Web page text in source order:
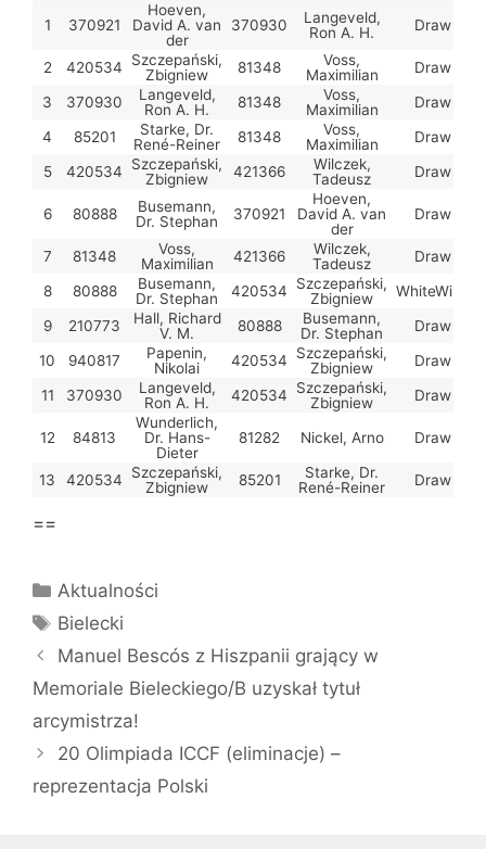
1 370921
Hoeven,
David A. van
der
370930
Langeveld,
Ron A. H.
Draw
2 420534
Szczepański,
Zbigniew
81348
Voss,
Maximilian
Draw
3
370930
Langeveld,
Ron A. H.
81348
Voss,
Maximilian
Draw
4
85201
Starke, Dr.
René-Reiner
81348
Voss,
Maximilian
Draw
5
420534
Szczepański,
Zbigniew
421366
Wilczek,
Tadeusz
Draw
6 80888
Busemann,
Dr. Stephan
370921
Hoeven,
David A. van
der
Draw
7 81348
Voss,
Maximilian
421366
Wilczek,
Tadeusz
Draw
8
80888
Busemann,
Dr. Stephan
420534
Szczepański,
Zbigniew
WhiteWins
9
210773
Hall, Richard
V. M.
80888
Busemann,
Dr. Stephan
Draw
10
940817
Papenin,
Nikolai
420534
Szczepański,
Zbigniew
Draw
11
370930
Langeveld,
Ron A. H.
420534
Szczepański,
Zbigniew
Draw
12 84813
Wunderlich,
Dr. Hans-
Dieter
81282 Nickel, Arno Draw
13 420534
Szczepański,
Zbigniew
85201
Starke, Dr.
René-Reiner
Draw
==
Kategorie
Aktualności
Tagi
Bielecki
Manuel Bescós z Hiszpanii grający w
Memoriale Bieleckiego/B uzyskał tytuł
arcymistrza!
20 Olimpiada ICCF (eliminacje) –
reprezentacja Polski